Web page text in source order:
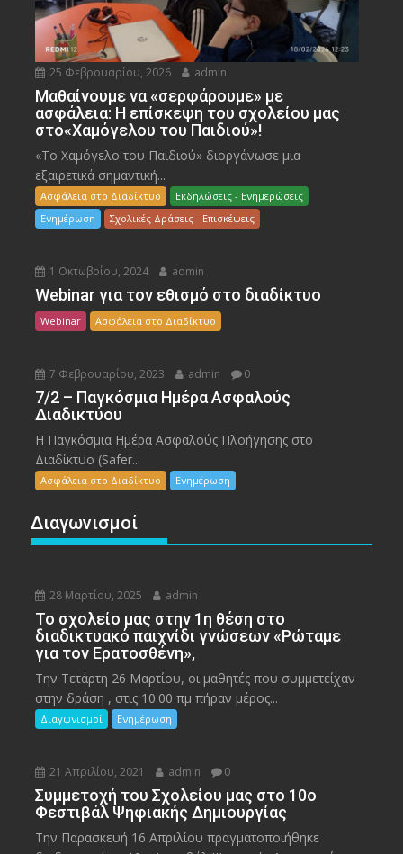
25 Φεβρουαρίου, 2026 admin
Μαθαίνουμε να «σερφάρουμε» με
ασφάλεια: Η επίσκεψη του σχολείου μας
στο«Χαμόγελου του Παιδιού»!
«Το Χαμόγελο του Παιδιού» διοργάνωσε μια
εξαιρετικά σημαντική...
Ασφάλεια στο Διαδίκτυο
Εκδηλώσεις - Ενημερώσεις
Ενημέρωση
Σχολικές Δράσεις - Επισκέψεις
1 Οκτωβρίου, 2024 admin
Webinar για τον εθισμό στο διαδίκτυο
Webinar Ασφάλεια στο Διαδίκτυο
7 Φεβρουαρίου, 2023 admin 0
7/2 – Παγκόσμια Ημέρα Ασφαλούς
Διαδικτύου
Η Παγκόσμια Ημέρα Ασφαλούς Πλοήγησης στο
Διαδίκτυο (Safer...
Ασφάλεια στο Διαδίκτυο Ενημέρωση
Διαγωνισμοί
28 Μαρτίου, 2025 admin
To σχολείο μας στην 1η θέση στο
διαδικτυακό παιχνίδι γνώσεων «Ρώταμε
για τον Ερατοσθένη»,
Την Τετάρτη 26 Μαρτίου, οι μαθητές που συμμετείχαν
στην δράση , στις 10.00 πμ πήραν μέρος...
Διαγωνισμοί Ενημέρωση
21 Απριλίου, 2021 admin 0
Συμμετοχή του Σχολείου μας στο 10ο
Φεστιβάλ Ψηφιακής Δημιουργίας
Την Παρασκευή 16 Απριλίου πραγματοποιήθηκε